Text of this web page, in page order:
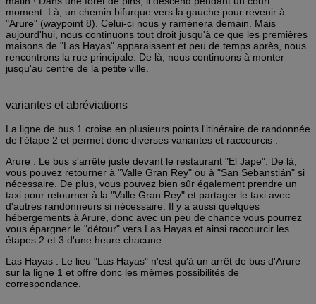
moment. Là, un chemin bifurque vers la gauche pour revenir à
"Arure" (waypoint 8). Celui-ci nous y ramènera demain. Mais
aujourd'hui, nous continuons tout droit jusqu'à ce que les premières
maisons de "Las Hayas" apparaissent et peu de temps après, nous
rencontrons la rue principale. De là, nous continuons à monter
jusqu'au centre de la petite ville.
variantes et abréviations
La ligne de bus 1 croise en plusieurs points l'itinéraire de randonnée
de l'étape 2 et permet donc diverses variantes et raccourcis :
Arure : Le bus s'arrête juste devant le restaurant "El Jape". De là,
vous pouvez retourner à "Valle Gran Rey" ou à "San Sebanstián" si
nécessaire. De plus, vous pouvez bien sûr également prendre un
taxi pour retourner à la "Valle Gran Rey" et partager le taxi avec
d'autres randonneurs si nécessaire. Il y a aussi quelques
hébergements à Arure, donc avec un peu de chance vous pourrez
vous épargner le "détour" vers Las Hayas et ainsi raccourcir les
étapes 2 et 3 d'une heure chacune.
Las Hayas : Le lieu "Las Hayas" n'est qu'à un arrêt de bus d'Arure
sur la ligne 1 et offre donc les mêmes possibilités de
correspondance.